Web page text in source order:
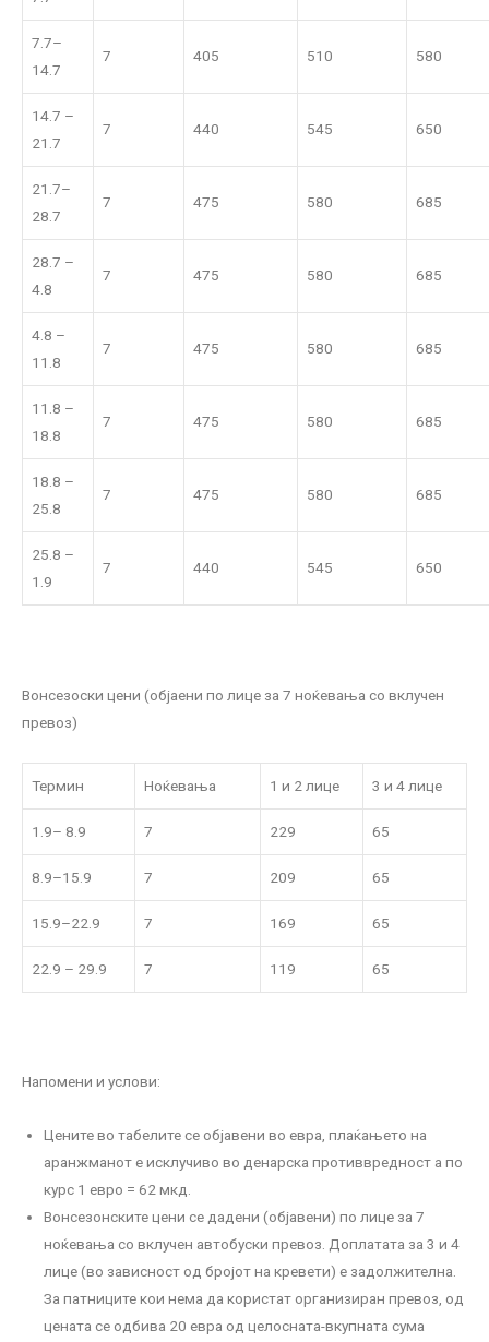
7.7–
14.7
7 405 510 580
14.7 –
21.7
7 440 545 650
21.7–
28.7
7 475 580 685
28.7 –
4.8
7 475 580 685
4.8 –
11.8
7 475 580 685
11.8 –
18.8
7 475 580 685
18.8 –
25.8
7 475 580 685
25.8 –
1.9
7 440 545 650
Вонсезоски цени (објаени по лице за 7 ноќевања со вклучен
превоз)
Термин Ноќевања 1 и 2 лице 3 и 4 лице
1.9– 8.9 7 229 65
8.9–15.9 7 209 65
15.9–22.9 7 169 65
22.9 – 29.9 7 119 65
Напомени и услови:
Цените во табелите се објавени во евра, плаќањето на
аранжманот е исклучиво во денарска противвредност а по
курс 1 евро = 62 мкд.
Вонсезонските цени се дадени (објавени) по лице за 7
ноќевања со вклучен автобуски превоз. Доплатата за 3 и 4
лице (во зависност од бројот на кревети) е задолжителна.
За патниците кои нема да користат организиран превоз, од
цената се одбива 20 евра од целосната-вкупната сума